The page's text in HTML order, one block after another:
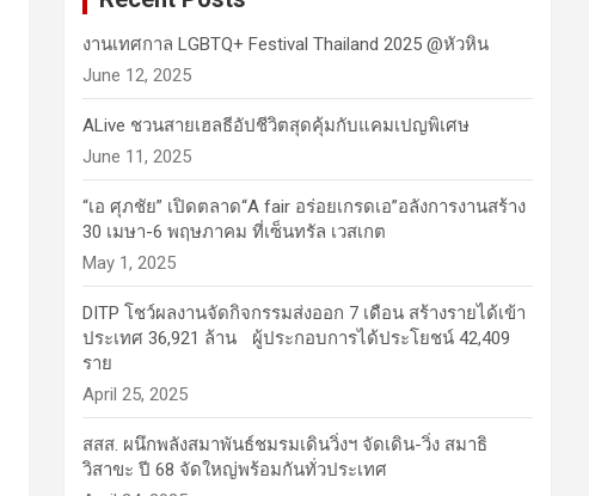
งานเทศกาล LGBTQ+ Festival Thailand 2025 @หัวหิน
June 12, 2025
ALive ชวนสายเฮลธีอัปชีวิตสุดคุ้มกับแคมเปญพิเศษ
June 11, 2025
“เอ ศุภชัย” เปิดตลาด“A fair อร่อยเกรดเอ”อลังการงานสร้าง
30 เมษา-6 พฤษภาคม ที่เซ็นทรัล เวสเกต
May 1, 2025
DITP โชว์ผลงานจัดกิจกรรมส่งออก 7 เดือน สร้างรายได้เข้า
ประเทศ 36,921 ล้าน ผู้ประกอบการได้ประโยชน์ 42,409
ราย
April 25, 2025
สสส. ผนึกพลังสมาพันธ์ชมรมเดินวิ่งฯ จัดเดิน-วิ่ง สมาธิ
วิสาขะ ปี 68 จัดใหญ่พร้อมกันทั่วประเทศ